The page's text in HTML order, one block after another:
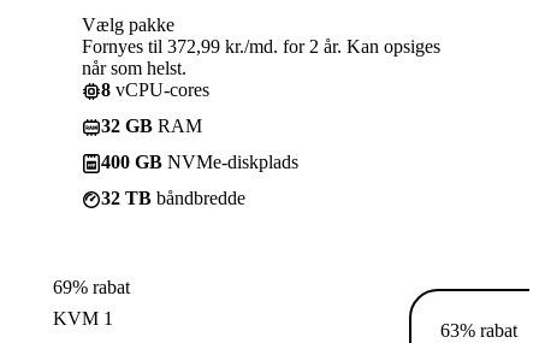
Vælg pakke
Fornyes til 372,99 kr./md. for 2 år. Kan opsiges
når som helst.
8 vCPU-cores
32 GB RAM
400 GB NVMe-diskplads
32 TB båndbredde
69% rabat
KVM 1
63% rabat